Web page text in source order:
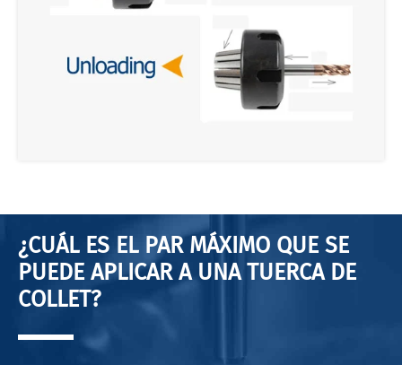
¿CUÁL ES EL PAR MÁXIMO QUE SE
PUEDE APLICAR A UNA TUERCA DE
COLLET?